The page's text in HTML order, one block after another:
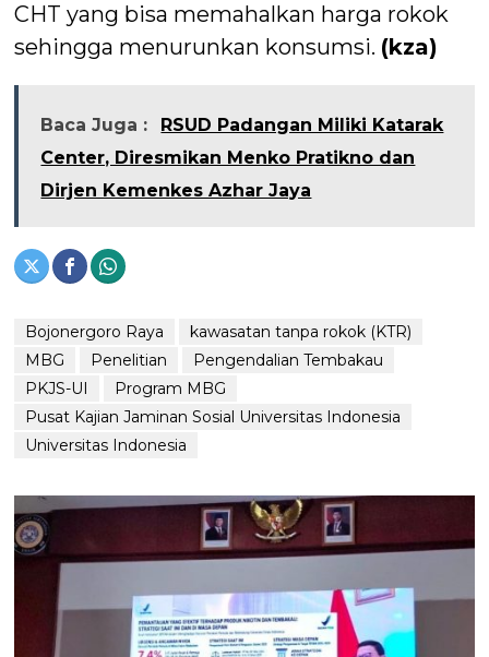
CHT yang bisa memahalkan harga rokok
sehingga menurunkan konsumsi. (kza)
Baca Juga :
RSUD Padangan Miliki Katarak
Center, Diresmikan Menko Pratikno dan
Dirjen Kemenkes Azhar Jaya
Bojonergoro Raya
kawasatan tanpa rokok (KTR)
MBG
Penelitian
Pengendalian Tembakau
PKJS-UI
Program MBG
Pusat Kajian Jaminan Sosial Universitas Indonesia
Universitas Indonesia